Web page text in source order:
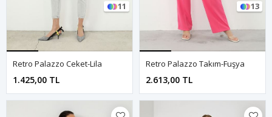
11
Retro Palazzo Ceket-Lila
1.425,00 TL
13
Retro Palazzo Takım-Fuşya
2.613,00 TL